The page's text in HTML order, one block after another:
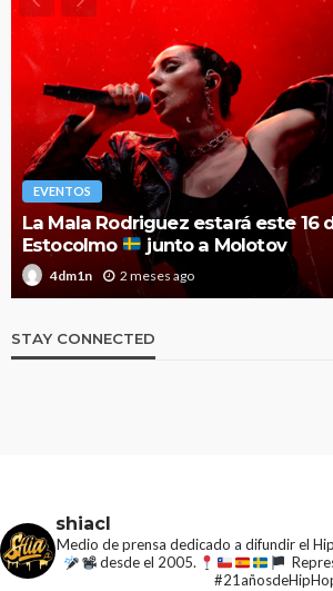
EVENTOS
La Mala Rodriguez estará este 16
Estocolmo
junto a Molotov
4dm1n 2 meses ago
STAY CONNECTED
shiacl
Medio de prensa dedicado a difundir el
desde el 2005.